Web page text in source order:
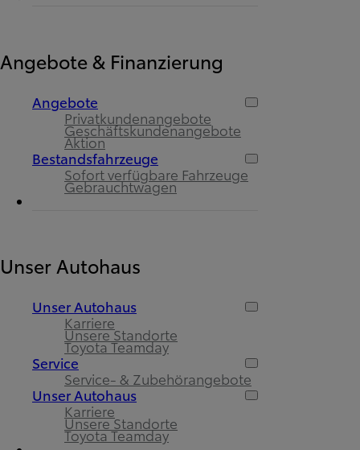
Angebote & Finanzierung
Angebote
Privatkundenangebote
Geschäftskundenangebote
Aktion
Bestandsfahrzeuge
Sofort verfügbare Fahrzeuge
Gebrauchtwagen
Unser Autohaus
Unser Autohaus
Karriere
Unsere Standorte
Toyota Teamday
Service
Service- & Zubehörangebote
Unser Autohaus
Karriere
Unsere Standorte
Toyota Teamday